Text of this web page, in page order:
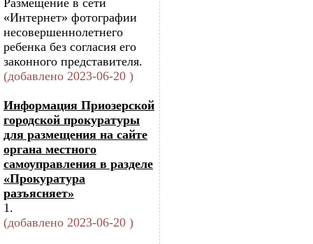
Размещение в сети
«Интернет» фотографии
несовершеннолетнего
ребенка без согласия его
законного представителя.
(добавлено 2023-06-20 )
Информация Приозерской
городской прокуратуры
для размещения на сайте
органа местного
самоуправления в разделе
«Прокуратура
разъясняет»
1.
(добавлено 2023-06-20 )